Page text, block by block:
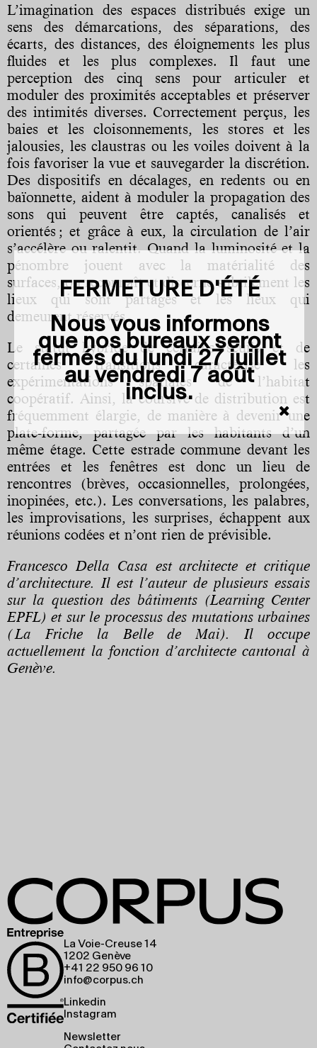
L’imagination des espaces distribués exige un
sens des démarcations, des séparations, des
écarts, des distances, des éloignements les plus
fluides et les plus complexes. Il faut une
perception des cinq sens pour articuler et
moduler des proximités acceptables et préserver
des intimités diverses. Correctement perçus, les
baies et les cloisonnements, les stores et les
jalousies, les claustras ou les voiles doivent à la
fois favoriser la vue et sauvegarder la discrétion.
Des dispositifs en décalages, en redents ou en
baïonnette, aident à moduler la propagation des
sons qui peuvent être captés, canalisés et
orientés ; et grâce à eux, la circulation de l’air
s’accélère ou ralentit. Quand la luminosité et la
pénombre jouent avec la matérialité des
surfaces, on reconnaît et discerne subtilement les
lieux qui sont partagés et les lieux qui
demeurent réservés.
Le statut hybride de certains seuils et de
certaines tran­sitions caractérise les
expérimentations spatiales de l’habitat
coopératif. Ainsi, la coursive de distribution est
fréquemment élargie, de manière à devenir une
plate-forme, partagée par les habitants d’un
même étage. Cette estrade commune devant les
entrées et les fenêtres est donc un lieu de
rencontres (brèves, occasionnelles, prolongées,
inopinées, etc.). Les conversations, les palabres,
les improvisations, les surprises, échappent aux
réunions codées et n’ont rien de prévisible.
Francesco Della Casa est architecte et critique
d’architecture. Il est l’auteur de plusieurs essais
sur la question des bâtiments (Learning Center
EPFL) et sur le processus des mutations urbaines
( La Friche la Belle de Mai). Il occupe
actuellement la fonction d’architecte cantonal à
Genève.
La Voie-Creuse 14
1202 Genève
+41 22 950 96 10
info@corpus.ch
Linkedin
Instagram
Newsletter
FERMETURE D'ÉTÉ
Nous vous informons
que nos bureaux seront
fermés dulundi 27 juillet
au vendredi 7 août
inclus.